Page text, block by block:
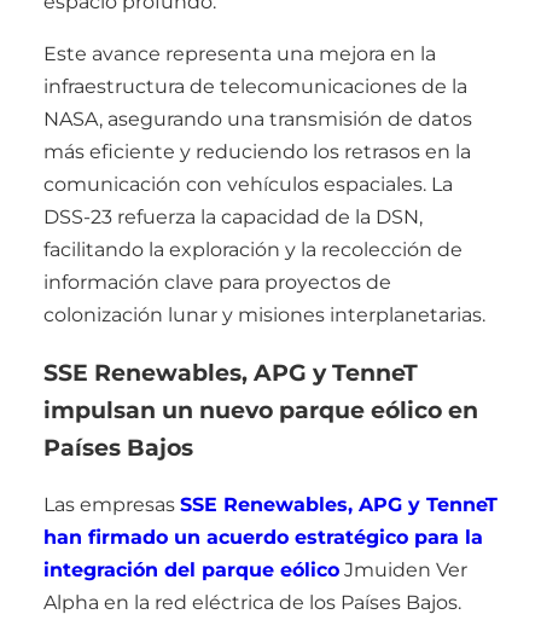
Este avance representa una mejora en la
infraestructura de telecomunicaciones de la
NASA, asegurando una transmisión de datos
más eficiente y reduciendo los retrasos en la
comunicación con vehículos espaciales. La
DSS-23 refuerza la capacidad de la DSN,
facilitando la exploración y la recolección de
información clave para proyectos de
colonización lunar y misiones interplanetarias.
SSE Renewables, APG y TenneT
impulsan un nuevo parque eólico en
Países Bajos
Las empresas SSE Renewables, APG y TenneT
han firmado un acuerdo estratégico para la
integración del parque eólico Jmuiden Ver
Alpha en la red eléctrica de los Países Bajos.